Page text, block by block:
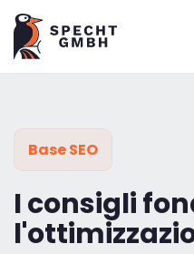
Base SEO
I consigli